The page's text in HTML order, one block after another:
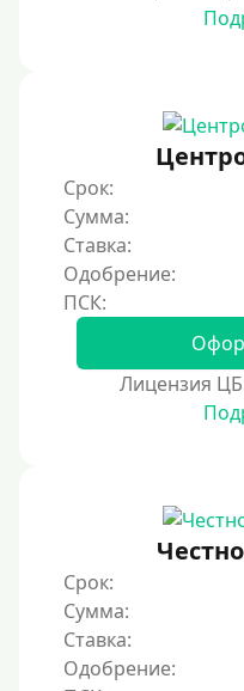
С помощью системы
На Вебмани
ВТБ
Виза (Visa)
На карту Кукуруза
Моментум (Momentum)
С помощью системы
Золотая Корона
С использованием
Срок:
Сумма:
Ставка:
Одобрение:
Лицензия
Срок:
Сумма:
Ставка:
Одобрение: